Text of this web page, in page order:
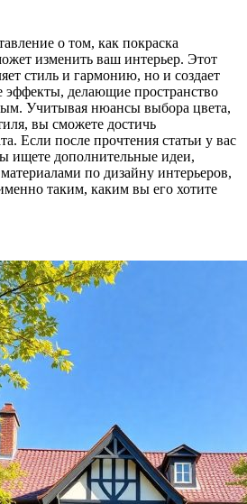
о том, как покраска
изменить ваш интерьер. Этот
стиль и гармонию, но и создает
эффекты, делающие пространство
Учитывая нюансы выбора цвета,
вы сможете достичь
Если после прочтения статьи у вас
ищете дополнительные идеи,
по дизайну интерьеров,
таким, каким вы его хотите